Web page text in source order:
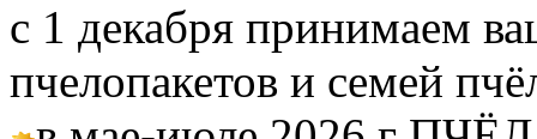
с 1 декабря принимаем
пчелопакетов и семей